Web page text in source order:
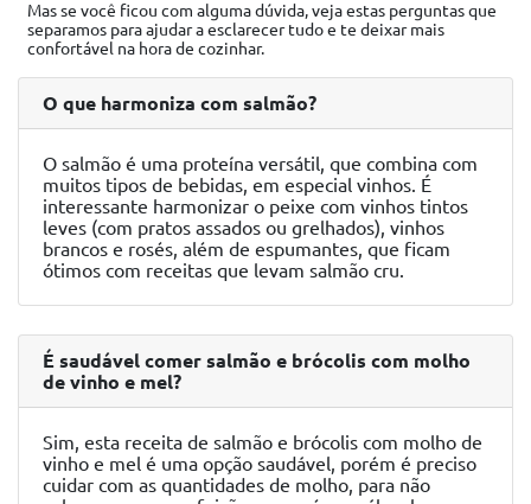
Mas se você ficou com alguma dúvida, veja estas perguntas que
separamos para ajudar a esclarecer tudo e te deixar mais
confortável na hora de cozinhar.
O que harmoniza com salmão?
O salmão é uma proteína versátil, que combina com
muitos tipos de bebidas, em especial vinhos. É
interessante harmonizar o peixe com vinhos tintos
leves (com pratos assados ou grelhados), vinhos
brancos e rosés, além de espumantes, que ficam
ótimos com receitas que levam salmão cru.
É saudável comer salmão e brócolis com molho
de vinho e mel?
Sim, esta receita de salmão e brócolis com molho de
vinho e mel é uma opção saudável, porém é preciso
cuidar com as quantidades de molho, para não